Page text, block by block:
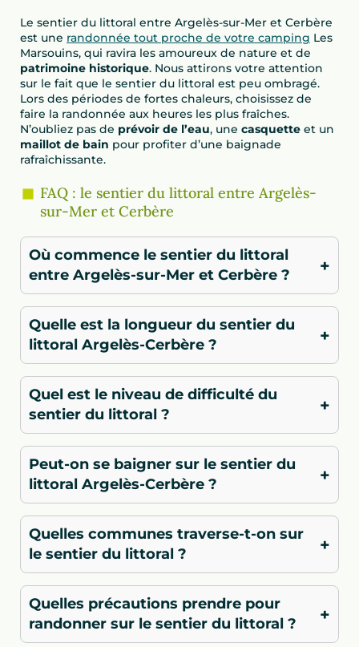
Le sentier du littoral entre Argelès-sur-Mer et Cerbère
est une randonnée tout proche de votre camping Les
Marsouins, qui ravira les amoureux de nature et de
patrimoine historique. Nous attirons votre attention
sur le fait que le sentier du littoral est peu ombragé.
Lors des périodes de fortes chaleurs, choisissez de
faire la randonnée aux heures les plus fraîches.
N’oubliez pas de prévoir de l’eau, une casquette et un
maillot de bain pour profiter d’une baignade
rafraîchissante.
FAQ : le sentier du littoral entre Argelès-
sur-Mer et Cerbère
Où commence le sentier du littoral
entre Argelès-sur-Mer et Cerbère ?
+
Quelle est la longueur du sentier du
littoral Argelès-Cerbère ?
+
Quel est le niveau de difficulté du
sentier du littoral ?
+
Peut-on se baigner sur le sentier du
littoral Argelès-Cerbère ?
+
Quelles communes traverse-t-on sur
le sentier du littoral ?
+
Quelles précautions prendre pour
randonner sur le sentier du littoral ?
+